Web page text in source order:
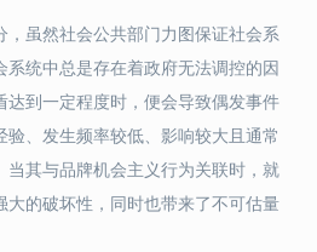
，虽然社会公共部门力图保证社会系
统中总是存在着政府无法调控的因
达到一定程度时，便会导致偶发事件
、发生频率较低、影响较大且通常
当其与品牌机会主义行为关联时，就
大的破坏性，同时也带来了不可估量